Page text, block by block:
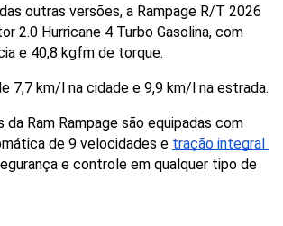
outras versões, a Rampage R/T 2026
2.0 Hurricane 4 Turbo Gasolina, com
e 40,8 kgfm de torque.
7,7 km/l na cidade e 9,9 km/l na estrada.
da Ram Rampage são equipadas com
de 9 velocidades e tração integral
e controle em qualquer tipo de